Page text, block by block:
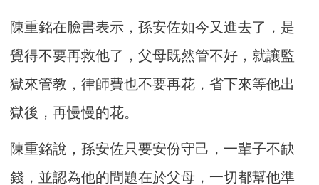
陳重銘在臉書表示，孫安佐如今又進去了，是
覺得不要再救他了，父母既然管不好，就讓監
獄來管教，律師費也不要再花，省下來等他出
獄後，再慢慢的花。
陳重銘說，孫安佐只要安份守己，一輩子不缺
錢，並認為他的問題在於父母，一切都幫他準